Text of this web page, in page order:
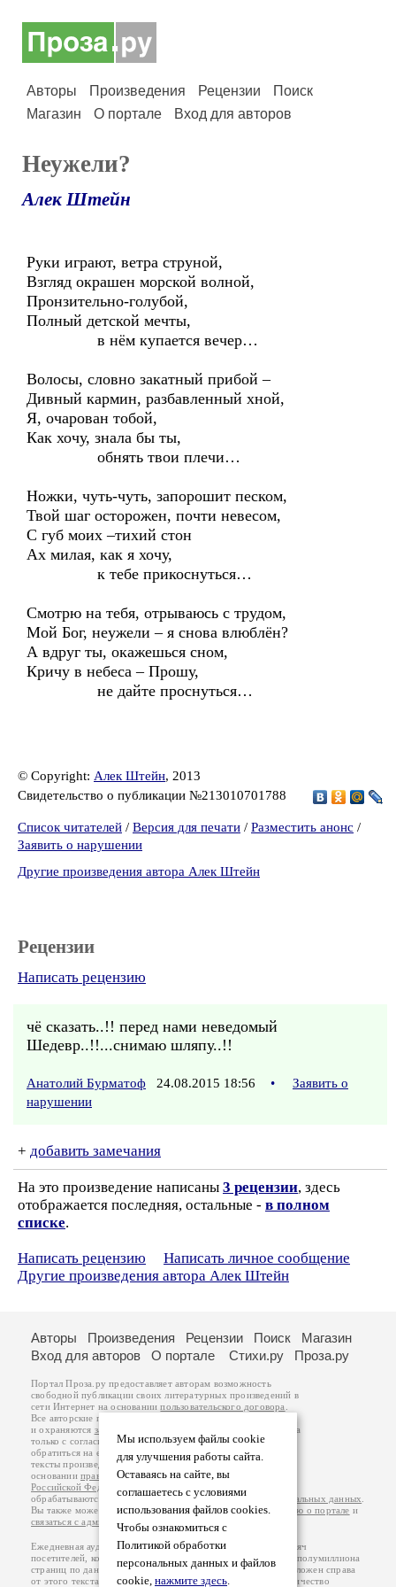
Авторы Произведения Рецензии
Поиск
Магазин
О портале Вход для авторов
Неужели?
Алек Штейн
Руки играют, ветра струной,
Взгляд окрашен морской волной,
Пронзительно-голубой,
Полный детской мечты,
в нём купается вечер…
Волосы, словно закатный прибой –
Дивный кармин, разбавленный хной,
Я, очарован тобой,
Как хочу, знала бы ты,
обнять твои плечи…
Ножки, чуть-чуть, запорошит песком,
Твой шаг осторожен, почти невесом,
С губ моих –тихий стон
Ах милая, как я хочу,
к тебе прикоснуться…
Смотрю на тебя, отрываюсь с трудом,
Мой Бог, неужели – я снова влюблён?
А вдруг ты, окажешься сном,
Кричу в небеса – Прошу,
не дайте проснуться…
© Copyright: Алек Штейн, 2013
Свидетельство о публикации №213010701788
Список читателей / Версия для печати / Разместить анонс /
Заявить о нарушении
Другие произведения автора Алек Штейн
Рецензии
Написать рецензию
чё сказать..!! перед нами неведомый
Шедевр..!!...снимаю шляпу..!!
Анатолий Бурматоф 24.08.2015 18:56 •
Заявить о
нарушении
+ добавить замечания
На это произведение написаны 3 рецензии, здесь
отображается последняя, остальные - в полном
списке.
Написать рецензию
Написать личное сообщение
Другие произведения автора Алек Штейн
Мы используем файлы cookie
для улучшения работы сайта.
Оставаясь на сайте, вы
соглашаетесь с условиями
использования файлов cookies.
Чтобы ознакомиться с
Политикой обработки
персональных данных и файлов
cookie, нажмите здесь.
Авторы Произведения Рецензии Поиск
Магазин
Вход для авторов
О портале Стихи.ру Проза.ру
Портал Проза.ру предоставляет авторам возможность
свободной публикации своих литературных произведений в
сети Интернет на основаниипользовательского договора
Все авторские права на произведения принадлежат авторам
и охраняются законом
. Перепечатка произведений возможна
только с согласия его автора, к которому вы можете
обратиться на его авторской странице. Ответственность за
тексты произведений авторы несут самостоятельно на
основанииправил публикацииизаконодательства
Российской Федерации
обрабатываются на основанииПолитики обработки персональных данных
Вы также можете посмотреть более подробнуюинформацию о портале и
связаться с администрацией
Ежедневная аудитория портала Проза.ру – порядка 100 тысяч
посетителей, которые в общей сумме просматривают более полумиллиона
страниц по данным счетчика посещаемости, который расположен справа
от этого текста. В каждой графе указано по две цифры: количество